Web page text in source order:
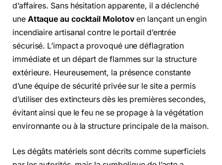
d’affaires. Sans hésitation apparente, il a déclenché
une Attaque au cocktail Molotoven lançant un engin
incendiaire artisanal contre le portail d’entrée
sécurisé. L’impact a provoqué une déflagration
immédiate et un départ de flammes sur la structure
extérieure. Heureusement, la présence constante
d’une équipe de sécurité privée sur le site a permis
d’utiliser des extincteurs dès les premières secondes,
évitant ainsi que le feu ne se propage à la végétation
environnante ou à la structure principale de la maison.
Les dégâts matériels sont décrits comme superficiels